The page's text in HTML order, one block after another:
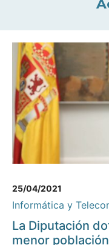
25/04/2021
Informática y
La Diputación
menor